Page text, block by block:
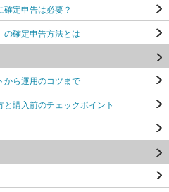
定申告は必要？
の確定申告方法とは
から運用のコツまで
購入前のチェックポイント